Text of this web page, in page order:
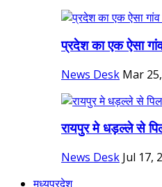
प्रदेश का एक ऐसा
News Desk Mar
रायपुर मे धड़ल्ले से
News Desk Jul 17,
मध्यप्रदेश